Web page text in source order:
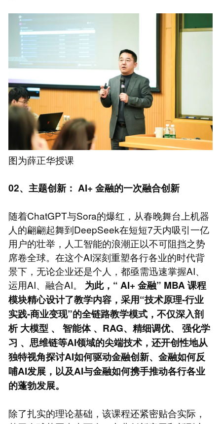
图为薛正华授课
02、主题创新： AI+ 金融的一次融合创新
随着ChatGPT与Sora的爆红，从春晚舞台上机器
人的翩翩起舞到DeepSeek在短短7天内吸引一亿
用户的壮举，人工智能的浪潮正以不可阻挡之势
席卷全球。在这个AI深刻重塑各行各业的时代背
景下，无论企业还是个人，都亟需迅速掌握AI、
运用AI、融合AI。 为此，“ AI+ 金融” MBA课程
模块精心设计了教学内容，采用“技术原理-行业
实践-商业变现”的全链路教学模式，不仅深入剖
析 大模型 、 智能体 、RAG、精细调优、
强化学
习 、思维链等AI领域的尖端技术，还开创性地从
独特视角探讨AI如何驱动金融创新、金融如何反
哺AI发展，以及AI与金融如何携手推动各行各业
的蓬勃发展。
除了扎实的理论基础，该课程还紧密贴合实际，